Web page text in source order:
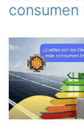
consumen